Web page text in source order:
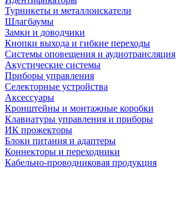
Турникеты и металлоискатели
Шлагбаумы
Замки и доводчики
Кнопки выхода и гибкие переходы
Системы оповещения и аудиотрансляция
Акустические системы
Приборы управления
Селекторные устройства
Аксессуары
Кронштейны и монтажные коробки
Клавиатуры управления и приборы
ИК прожекторы
Блоки питания и адаптеры
Коннекторы и переходники
Кабельно-проводниковая продукция